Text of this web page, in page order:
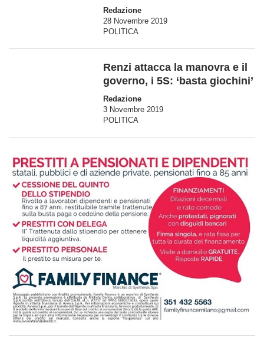
Redazione
28 Novembre 2019
POLITICA
Renzi attacca la manovra e il
governo, i 5S: ‘basta giochini’
Redazione
3 Novembre 2019
POLITICA